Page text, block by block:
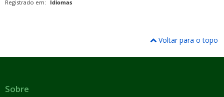
Registrado em: Idiomas
Voltar para o topo
Sobre